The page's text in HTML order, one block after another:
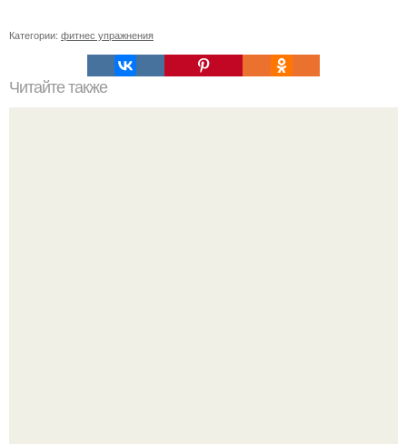
Категории: фитнес упражнения
Читайте также